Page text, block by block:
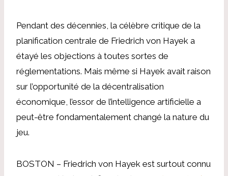
Pendant des décennies, la célèbre critique de la
planification centrale de Friedrich von Hayek a
étayé les objections à toutes sortes de
réglementations. Mais même si Hayek avait raison
sur l’opportunité de la décentralisation
économique, l’essor de l’intelligence artificielle a
peut-être fondamentalement changé la nature du
jeu.
BOSTON – Friedrich von Hayek est surtout connu